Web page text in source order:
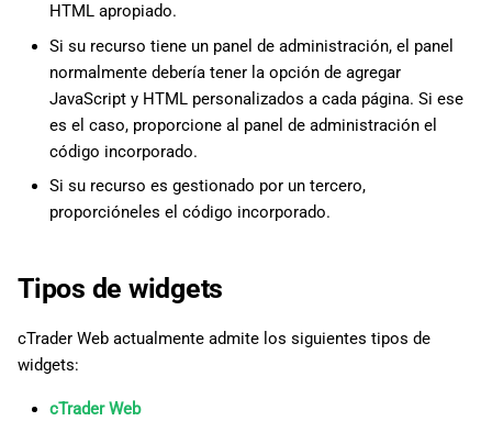
HTML apropiado.
Si su recurso tiene un panel de administración, el panel
normalmente debería tener la opción de agregar
JavaScript y HTML personalizados a cada página. Si ese
es el caso, proporcione al panel de administración el
código incorporado.
Si su recurso es gestionado por un tercero,
proporcióneles el código incorporado.
Tipos de widgets
cTrader Web actualmente admite los siguientes tipos de
widgets:
cTrader Web